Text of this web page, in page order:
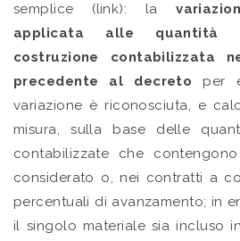
semplice (link): la
applicata alle quantità
costruzione contabilizzata
precedente al decreto per
variazione è riconosciuta, e
misura, sulla base delle
contabilizzate che
considerato o, nei contratti a
percentuali di avanzamento; in
il singolo materiale sia incluso